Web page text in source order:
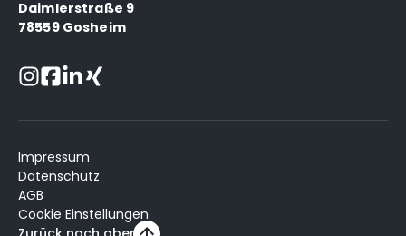
Daimlerstraße 9
78559 Gosheim
Impressum
Datenschutz
AGB
Cookie Einstellungen